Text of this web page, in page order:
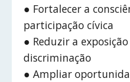
● Fortalecer a
participação cívica
● Reduzir a
discriminação
● Ampliar